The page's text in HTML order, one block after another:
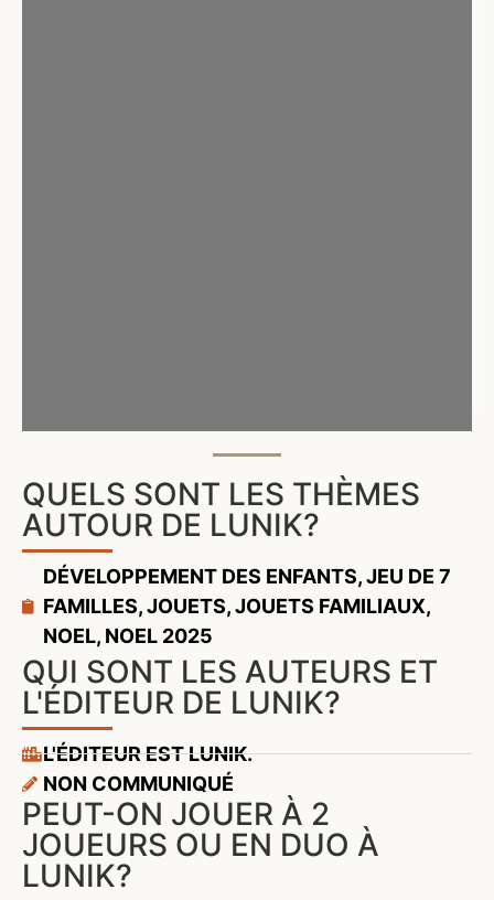
QUELS SONT LES THÈMES
AUTOUR DE LUNIK?
DÉVELOPPEMENT DES ENFANTS,JEU DE 7
FAMILLES,JOUETS,JOUETS FAMILIAUX,
NOEL, NOEL 2025
QUI SONT LES AUTEURS ET
L'ÉDITEUR DE LUNIK?
L'ÉDITEUR EST LUNIK.
NON COMMUNIQUÉ
PEUT-ON JOUER À 2
JOUEURS OU EN DUO À
LUNIK?